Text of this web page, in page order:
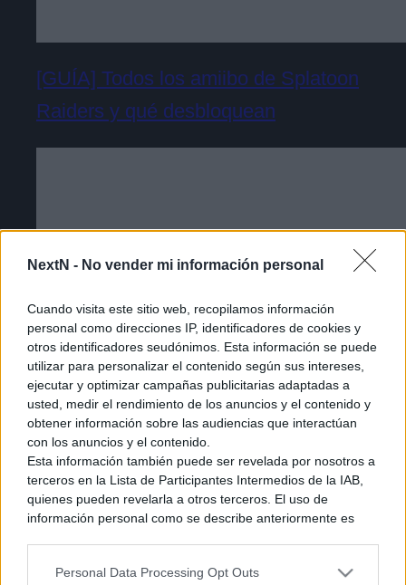
NextN - No vender mi información personal
Cuando visita este sitio web, recopilamos información
personal como direcciones IP, identificadores de cookies y
otros identificadores seudónimos. Esta información se puede
utilizar para personalizar el contenido según sus intereses,
ejecutar y optimizar campañas publicitarias adaptadas a
usted, medir el rendimiento de los anuncios y el contenido y
obtener información sobre las audiencias que interactúan
con los anuncios y el contenido.
Esta información también puede ser revelada por nosotros a
terceros en la Lista de Participantes Intermedios de la IAB,
quienes pueden revelarla a otros terceros. El uso de
información personal como se describe anteriormente es
generamos contenido relevante para nuestra audiencia.
Personal Data Processing Opt Outs
[GUÍA] Todos los amiibo de Splatoon
Raiders y qué desbloquean
Cómo acceder a la beta cerrada de The
Duskbloods [Tutorial]